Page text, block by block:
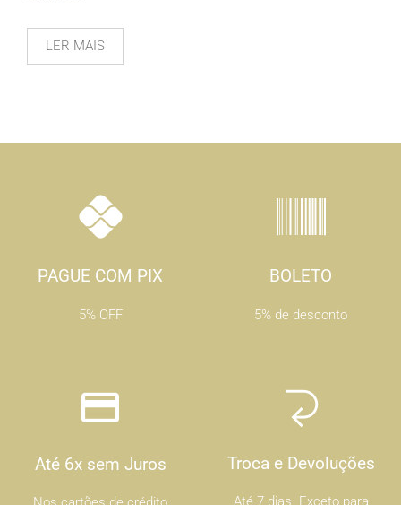
LER MAIS
PAGUE COM PIX
5% OFF
BOLETO
5% de desconto
Até 6x sem Juros Troca e Devoluções
Até 7 dias .Exceto para